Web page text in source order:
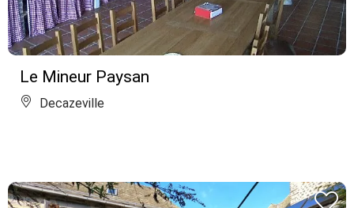
Le Mineur Paysan
Decazeville